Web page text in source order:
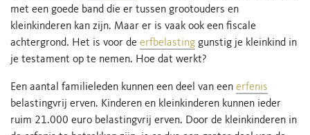
met een goede band die er tussen grootouders en
kleinkinderen kan zijn. Maar er is vaak ook een fiscale
achtergrond. Het is voor de erfbelasting gunstig je kleinkind in
je testament op te nemen. Hoe dat werkt?
Een aantal familieleden kunnen een deel van een erfenis
belastingvrij erven. Kinderen en kleinkinderen kunnen ieder
ruim 21.000 euro belastingvrij erven. Door de kleinkinderen in